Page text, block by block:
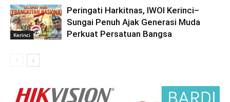
Kerinci
Peringati Harkitnas, IWOI Kerinci–
Sungai Penuh Ajak Generasi Muda
Perkuat Persatuan Bangsa